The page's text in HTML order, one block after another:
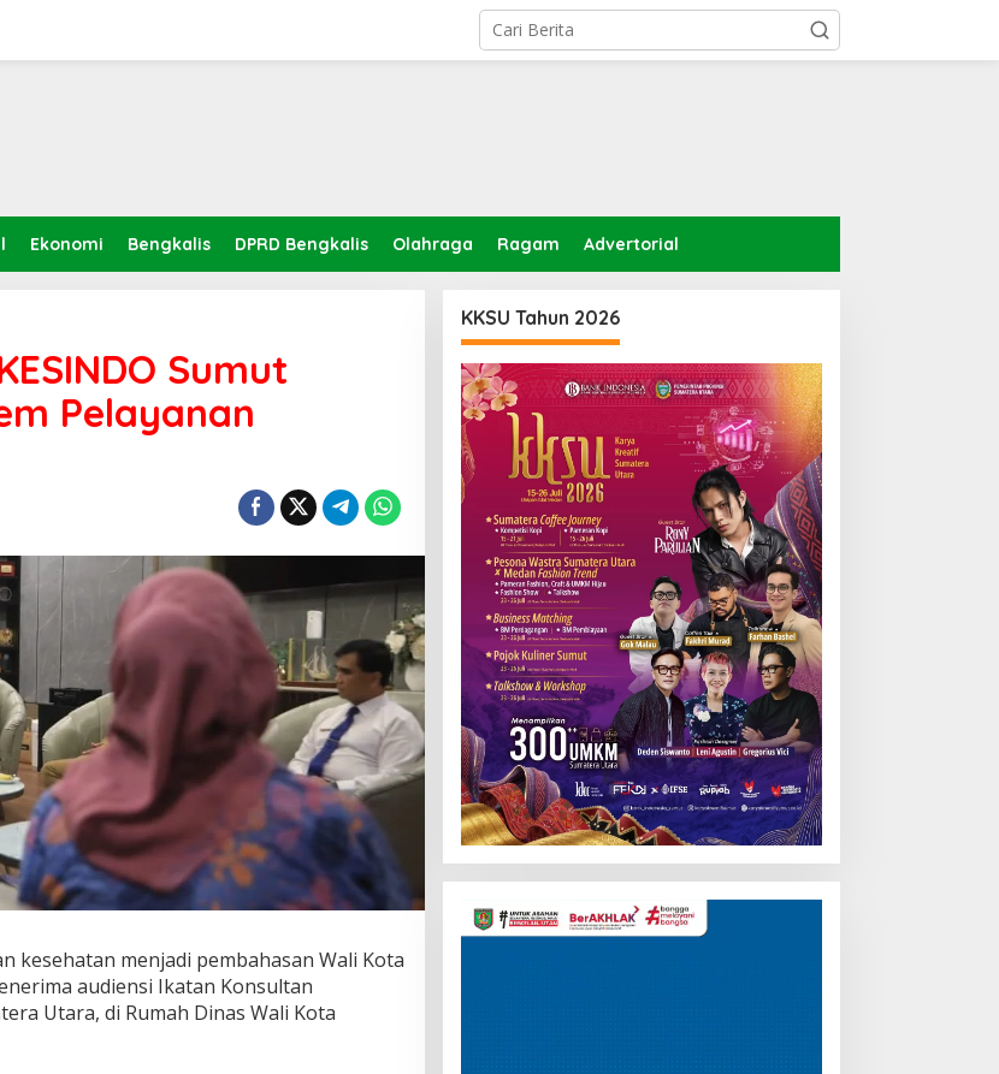
Ekonomi Bengkalis DPRD Bengkalis Olahraga Ragam Advertorial
Sumut
Pelayanan
kesehatan menjadi pembahasan Wali Kota
audiensi Ikatan Konsultan
Utara, di Rumah Dinas Wali Kota
KKSU Tahun 2026
Pemutar
Video